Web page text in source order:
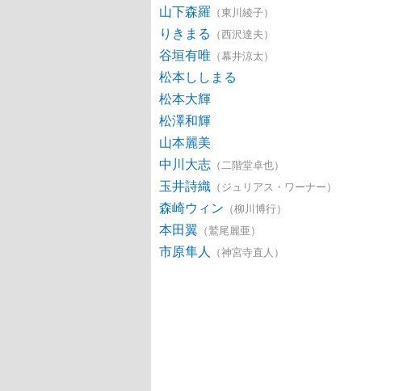
山下森羅 （東川綾子）
りきまる （西沢達夫）
谷垣有唯 （幕井涼太）
松本ししまる
松本大輝
松澤和輝
山本麗美
中川大志 （二階堂卓也）
玉井詩織 （ジュリアス・ワーナー）
森崎ウィン （柳川博行）
本田翼 （鷲尾麗亜）
市原隼人 （神宮寺直人）